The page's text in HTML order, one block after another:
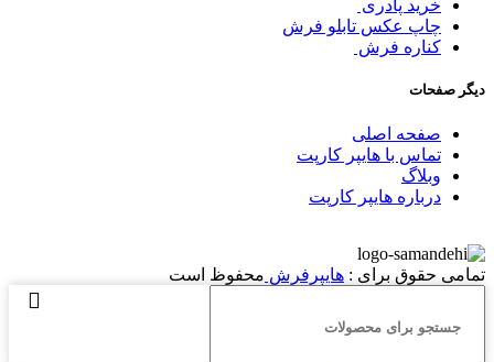
خرید پادری
چاپ عکس تابلو فرش
کناره فرش
دیگر صفحات
صفحه اصلی
تماس با هایپر کارپت
وبلاگ
درباره هایپر کارپت
تمامی حقوق برای : هایپرفرش محفوظ است